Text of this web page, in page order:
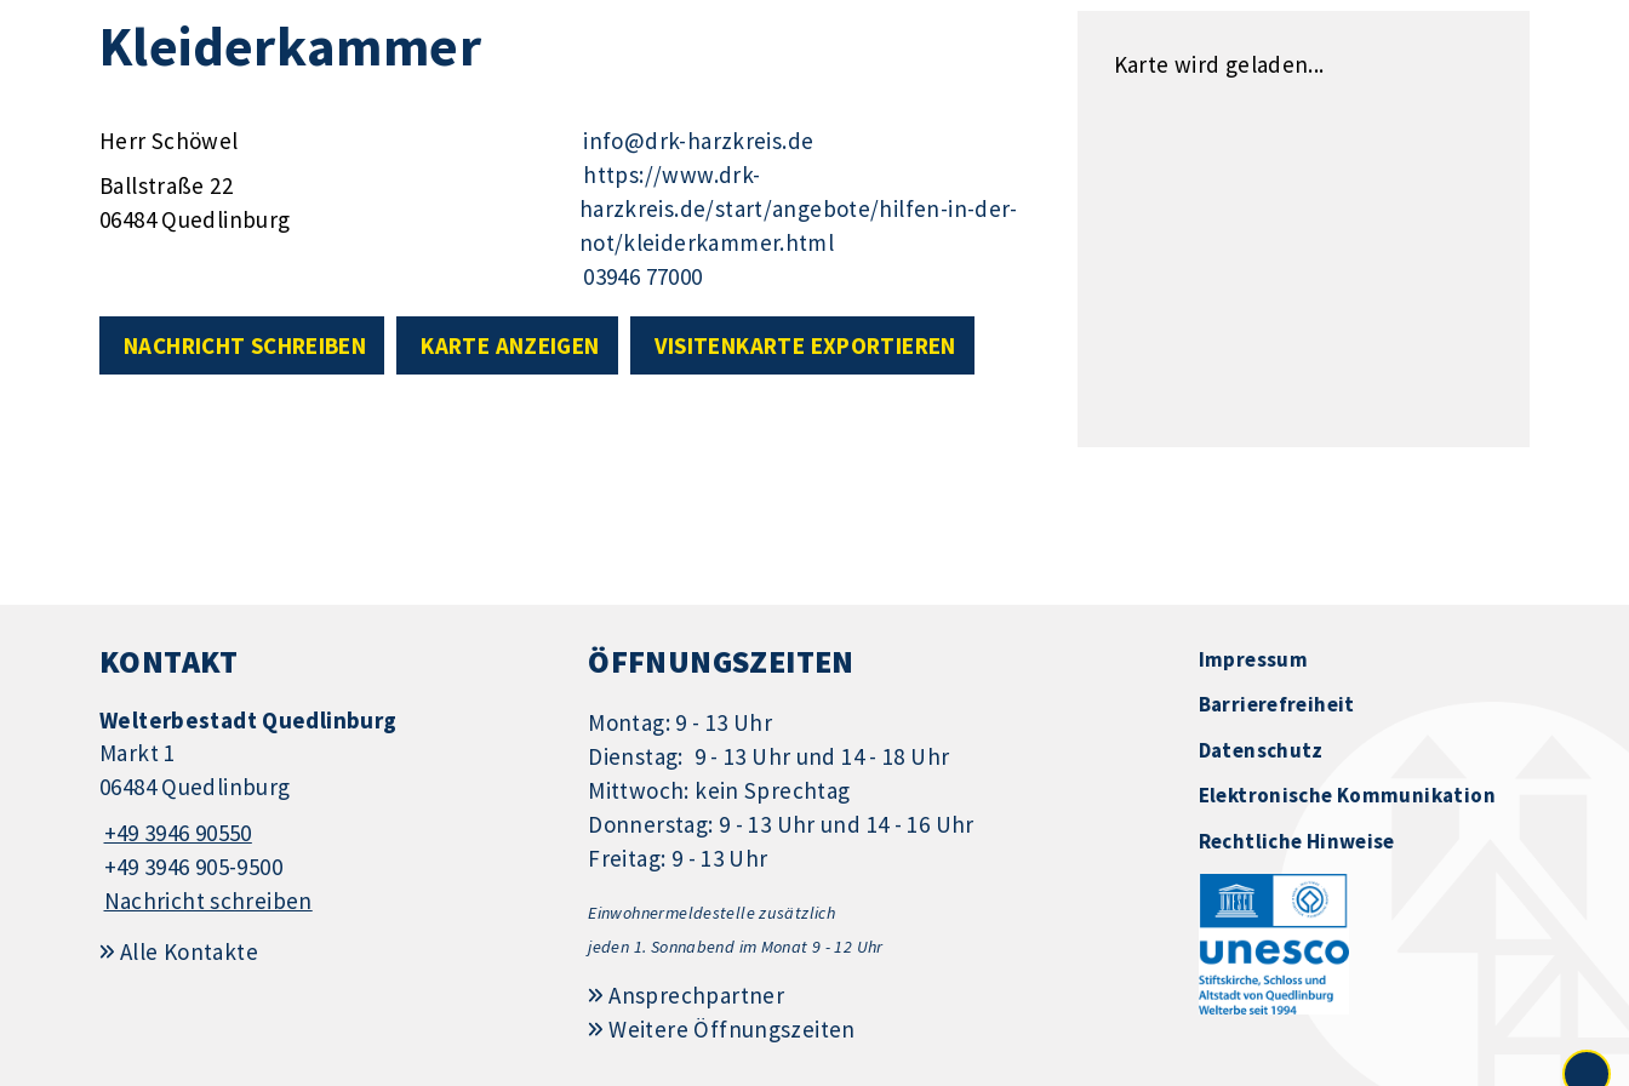
Kleiderkammer
Herr Schöwel
Ballstraße 22
06484 Quedlinburg
info@drk-harzkreis.de
https://www.drk-
harzkreis.de/start/angebote/hilfen-in-der-
not/kleiderkammer.html
03946 77000
NACHRICHT SCHREIBEN KARTE ANZEIGEN VISITENKARTE EXPORTIEREN
Karte wird geladen...
KONTAKT
Welterbestadt Quedlinburg
Markt 1
06484 Quedlinburg
+49 3946 90550
+49 3946 905-9500
Nachricht schreiben
Alle Kontakte
ÖFFNUNGSZEITEN
Montag: 9 - 13 Uhr
Dienstag: 9 - 13 Uhr und 14 - 18 Uhr
Mittwoch: kein Sprechtag
Donnerstag: 9 - 13 Uhr und 14 - 16 Uhr
Freitag: 9 - 13 Uhr
Einwohnermeldestelle zusätzlich
jeden 1. Sonnabend im Monat 9 - 12 Uhr
Ansprechpartner
Weitere Öffnungszeiten
Impressum
Barrierefreiheit
Datenschutz
Elektronische Kommunikation
Rechtliche Hinweise